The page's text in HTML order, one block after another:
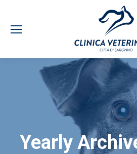
Yearly